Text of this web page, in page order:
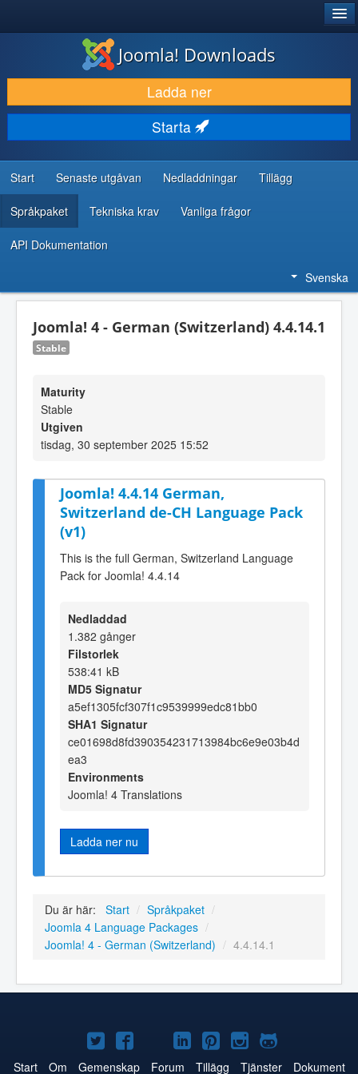
LADDA NER & UTÖKA
UPPTÄCK & LÄR
GEMENSKAP & SUPPORT
RESURSER FÖR UTVECKLARE
Joomla! Downloads
Ladda ner
Starta
Start Senaste utgåvan Nedladdningar Tillägg
Språkpaket Tekniska krav Vanliga frågor
API Dokumentation
Svenska
Joomla! 4 - German (Switzerland) 4.4.14.1
Stable
Maturity
Stable
Utgiven
tisdag, 30 september 2025 15:52
Joomla! 4.4.14 German,
Switzerland de-CH Language Pack
(v1)
This is the full German, Switzerland Language
Pack for Joomla! 4.4.14
Nedladdad
1.382 gånger
Filstorlek
538:41 kB
MD5 Signatur
a5ef1305fcf307f1c9539999edc81bb0
SHA1 Signatur
ce01698d8fd390354231713984bc6e9e03b4d
ea3
Environments
Joomla! 4 Translations
Ladda ner nu
Du är här: Start / Språkpaket /
Joomla 4 Language Packages /
Joomla! 4 - German (Switzerland) / 4.4.14.1
Joomla!
på
Joomla!
på
Joomla!
på
Joomla!
på
Joomla!
på
Joomla!
på
Joomla!
på
Start Om Gemenskap Forum Tillägg Tjänster Dokument